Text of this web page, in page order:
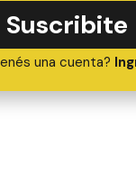
Suscribite
una cuenta?